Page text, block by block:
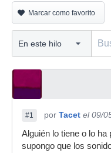
Marcar como favorito
#1 por Tacet el 09/
Alguién lo tiene o lo ha
supongo que los